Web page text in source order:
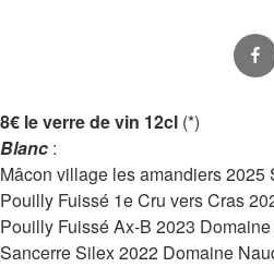
8€ le verre de vin 12cl (*)
Blanc :
Mâcon village les amandiers 2025
Pouilly Fuissé 1e Cru vers Cras
Pouilly Fuissé Ax-B 2023
Sancerre Silex 2022 Domaine